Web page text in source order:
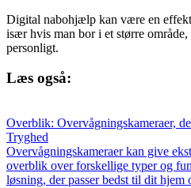
Digital nabohjælp kan være en
især hvis man bor i et større
personligt.
Læs også:
Overblik: Overvågningskameraer,
Tryghed
Overvågningskameraer kan give
overblik over forskellige typer og
løsning, der passer bedst til dit hjem